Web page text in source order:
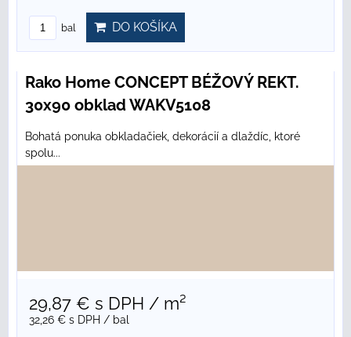
bal DO KOŠÍKA
Rako Home CONCEPT BÉŽOVÝ REKT.
30x90 obklad WAKV5108
Bohatá ponuka obkladačiek, dekorácií a dlaždíc, ktoré
spolu...
29,87 € s DPH / m²
32,26 € s DPH / bal